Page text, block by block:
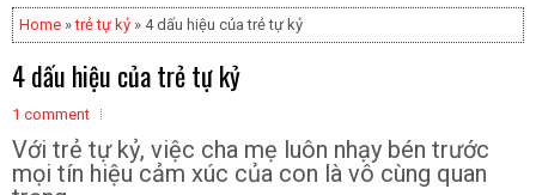
Home »trẻ tự kỷ » 4 dấu hiệu của trẻ tự kỷ
4 dấu hiệu của trẻ tự kỷ
1 comment
Với trẻ tự kỷ, việc cha mẹ luôn nhạy bén trước
mọi tín hiệu cảm xúc của con là vô cùng quan